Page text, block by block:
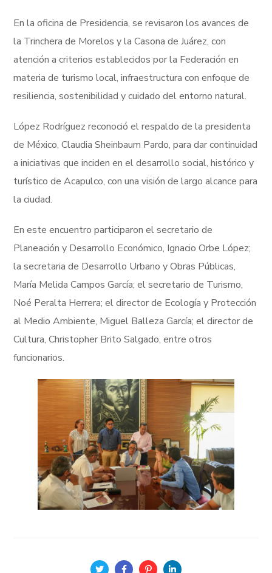
En la oficina de Presidencia, se revisaron los avances de
la Trinchera de Morelos y la Casona de Juárez, con
atención a criterios establecidos por la Federación en
materia de turismo local, infraestructura con enfoque de
resiliencia, sostenibilidad y cuidado del entorno natural.
López Rodríguez reconoció el respaldo de la presidenta
de México, Claudia Sheinbaum Pardo, para dar continuidad
a iniciativas que inciden en el desarrollo social, histórico y
turístico de Acapulco, con una visión de largo alcance para
la ciudad.
En este encuentro participaron el secretario de
Planeación y Desarrollo Económico, Ignacio Orbe López;
la secretaria de Desarrollo Urbano y Obras Públicas,
María Melida Campos García; el secretario de Turismo,
Noé Peralta Herrera; el director de Ecología y Protección
al Medio Ambiente, Miguel Balleza García; el director de
Cultura, Christopher Brito Salgado, entre otros
funcionarios.